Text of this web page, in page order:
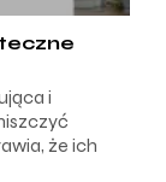
i
że ich